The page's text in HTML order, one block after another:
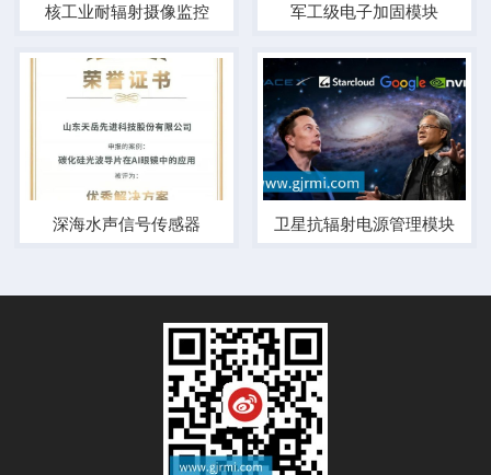
核工业耐辐射摄像监控 军工级电子加固模块
深海水声信号传感器 卫星抗辐射电源管理模块